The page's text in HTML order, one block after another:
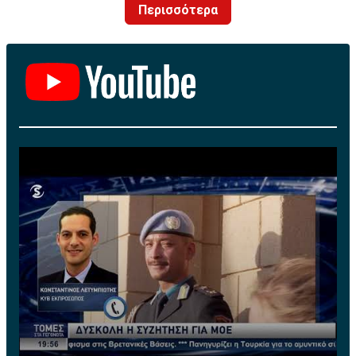
Αναλύοντας το πλάνο της κυβέρνησης για τον
τουρισμό τόνισε ο πρωθυπουργός:
«Παρότι το 2013 πετύχαμε ρεκόρ αφίξεων προχωράμε
σε σχέδιο αναδιάρθρωση και αναβάθμιση με στόχο να
επεκτείνουμε την διάρκεια της τουριστικής περιόδου
και να ανεβάσουμε την κατά κεφαλήν τουριστική
συμμετοχή σε αγορές όπως η Ρωσία η Κίνα καθώς
επίσης να αναπτύξουμε καθετοποιημένες τουριστικές
εκμεταλλεύσεις και τον θεματικό τουρισμό,
θρησκευτικό, ιατρικό, θαλάσσιο.
Προωθούμε μία σειρά παρεμβάσεις με κύρια έμφαση
στα εξής:
-Χωροταξικό σχεδιασμό, δασολόγιο, χάραξη αιγιαλού.
Είναι μεταρρυθμίσεις που είχαν στοιχειώσει την
Ελλάδα για δεκαετίες και τώρα τις προχωρούμε
Περισσότερα